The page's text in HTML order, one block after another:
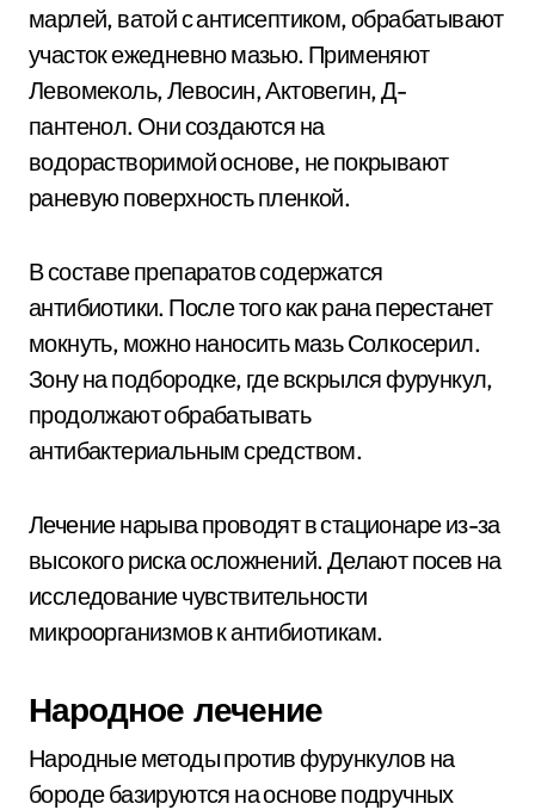
марлей, ватой с антисептиком, обрабатывают
участок ежедневно мазью. Применяют
Левомеколь, Левосин, Актовегин, Д-
пантенол. Они создаются на
водорастворимой основе, не покрывают
раневую поверхность пленкой.
В составе препаратов содержатся
антибиотики. После того как рана перестанет
мокнуть, можно наносить мазь Солкосерил.
Зону на подбородке, где вскрылся фурункул,
продолжают обрабатывать
антибактериальным средством.
Лечение нарыва проводят в стационаре из-за
высокого риска осложнений. Делают посев на
исследование чувствительности
микроорганизмов к антибиотикам.
Народное лечение
Народные методы против фурункулов на
бороде базируются на основе подручных